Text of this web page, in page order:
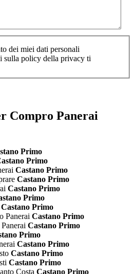
dei miei dati personali
sulla policy della privacy ti
Compro Panerai
Primo
Primo
Castano Primo
Castano Primo
Castano Primo
Primo
Castano Primo
Panerai Castano Primo
Castano Primo
Primo
Castano Primo
Castano Primo
Castano Primo
Costa Castano Primo